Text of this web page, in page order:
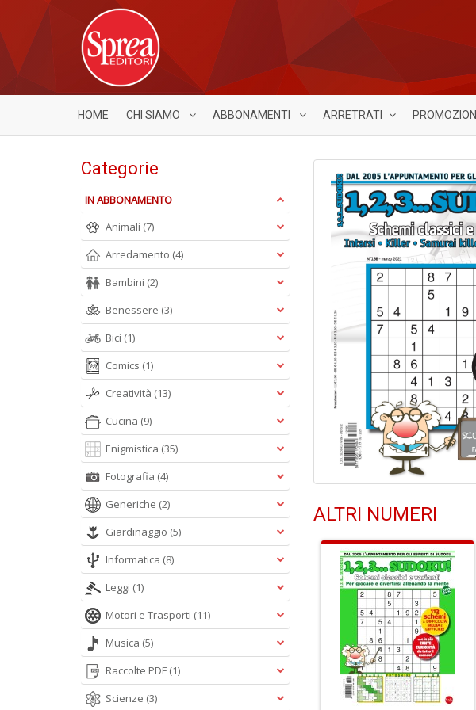
HOME CHI SIAMO ABBONAMENTI ARRETRATI PROMOZIONI
ALTRI NUMERI
Categorie
IN ABBONAMENTO
Animali (7)
Arredamento (4)
Bambini (2)
Benessere (3)
Bici (1)
Comics (1)
Creatività (13)
Cucina (9)
Enigmistica (35)
Fotografia (4)
Generiche (2)
Giardinaggio (5)
Informatica (8)
Leggi (1)
Motori e Trasporti (11)
Musica (5)
Raccolte PDF (1)
Scienze (3)